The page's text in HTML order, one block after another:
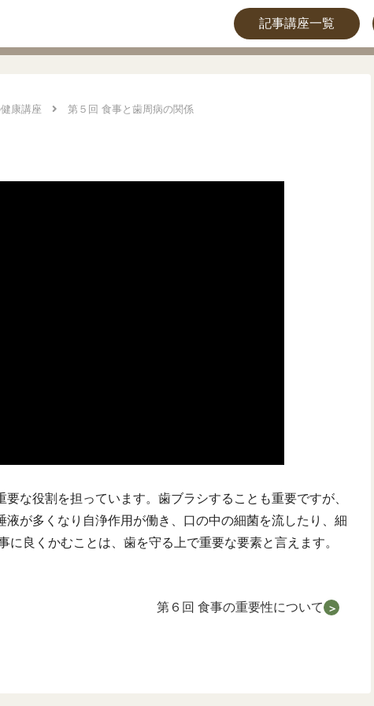
記事講座一覧
康講座 第５回 食事と歯周病の関係
な役割を担っています。歯ブラシすることも重要ですが、
が多くなり自浄作用が働き、口の中の細菌を流したり、細
良くかむことは、歯を守る上で重要な要素と言えます。
第６回 食事の重要性について